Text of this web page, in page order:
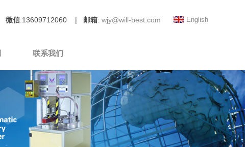
English
微信:13609712060 | 邮箱: wjy@will-best.com
联系我们